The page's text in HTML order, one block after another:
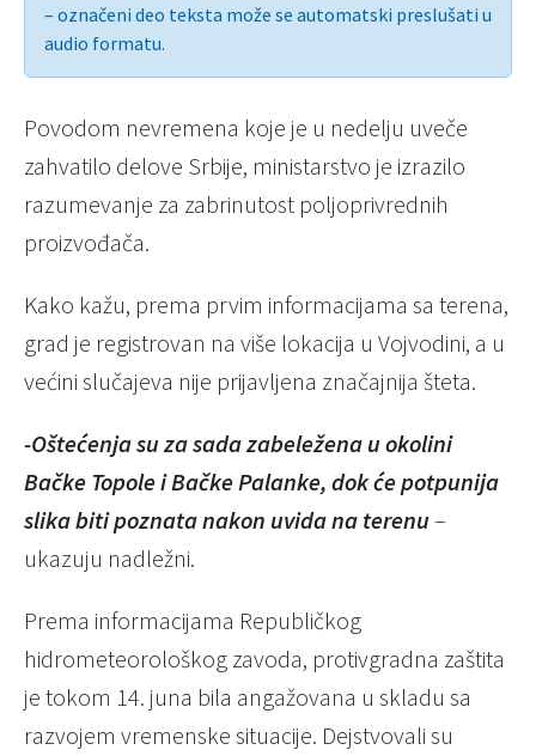
– označeni deo teksta može se automatski preslušati u
audio formatu.
Povodom nevremena koje je u nedelju uveče
zahvatilo delove Srbije, ministarstvo je izrazilo
razumevanje za zabrinutost poljoprivrednih
proizvođača.
Kako kažu, prema prvim informacijama sa terena,
grad je registrovan na više lokacija u Vojvodini, a u
većini slučajeva nije prijavljena značajnija šteta.
-Oštećenja su za sada zabeležena u okolini
Bačke Topole i Bačke Palanke, dok će potpunija
slika biti poznata nakon uvida na terenu–
ukazuju nadležni.
Prema informacijama Republičkog
hidrometeorološkog zavoda, protivgradna zaštita
je tokom 14. juna bila angažovana u skladu sa
razvojem vremenske situacije. Dejstvovali su